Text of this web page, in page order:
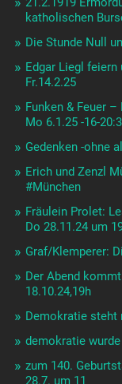
katholischen
Die Stunde Null
Edgar Liegl feiern
Fr.14.2.25
Funken & Feuer
Mo 6.1.25 -16-
Gedenken -ohne
Erich und Zenzl
#München
Fräulein Prolet:
Do 28.11.24 um
Graf/Klemperer:
Der Abend
18.10.24,19h
Demokratie steht
demokratie
zum 140.
28.7. um 11